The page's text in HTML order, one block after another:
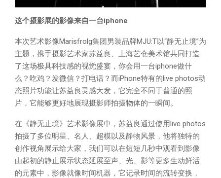
这个摄影展的影像来自一台iphone
本次艺术影像Marisfrolg集团男装品牌MJU:T以“静无止境”为
主题，携手摄影艺术家苏益良、上海艺仓美术馆共同打造
了这场极具科技感的视觉盛宴，你会用一台iphone做什
么？吃鸡？发微信？打电话？而iPhone特有的live photos动
态照片功能让苏益良灵感大发，它完全不同于普通的照
片，它能够更好地展现摄影师拍摄物体的一瞬间。
在《静无止境》艺术影像展中，苏益良通过使用live photos
拍摄了多位明星、名人、超模以及静物风景，他将独特的
创作视角展示给大家，我们可以在短短几秒中观看到影像
由起初的静止展示状态延展至声、光、影等更多生动鲜活
的元素中，影像就像时间机器，它记录时间的流转变换，